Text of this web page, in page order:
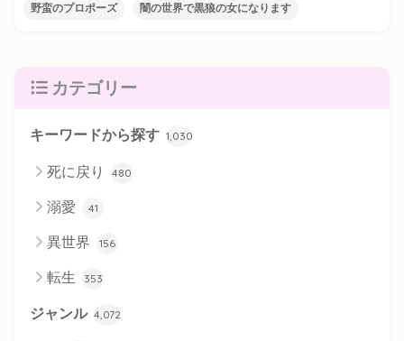
野蛮のプロポーズ 闇の世界で黒狼の女になります
カテゴリー
キーワードから探す 1,030
死に戻り 480
溺愛 41
異世界 156
転生 353
ジャンル 4,072